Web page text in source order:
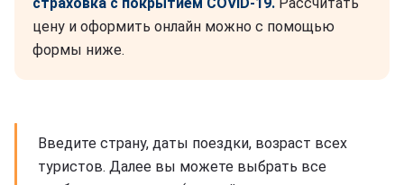
цену и оформить онлайн можно с помощью
формы ниже.
Введите страну, даты поездки, возраст всех
туристов. Далее вы можете выбрать все